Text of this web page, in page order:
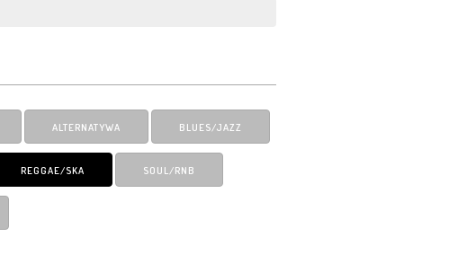
ALTERNATYWA BLUES/JAZZ
REGGAE/SKA SOUL/RNB